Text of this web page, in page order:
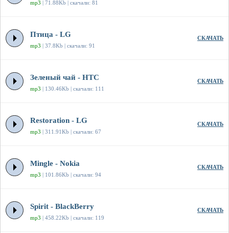
mp3 | 71.88Kb | скачали: 81
Птица - LG
mp3 | 37.8Kb | скачали: 91
СКАЧАТЬ
Зеленый чай - HTC
mp3 | 130.46Kb | скачали: 111
СКАЧАТЬ
Restoration - LG
mp3 | 311.91Kb | скачали: 67
СКАЧАТЬ
Mingle - Nokia
mp3 | 101.86Kb | скачали: 94
СКАЧАТЬ
Spirit - BlackBerry
mp3 | 458.22Kb | скачали: 119
СКАЧАТЬ